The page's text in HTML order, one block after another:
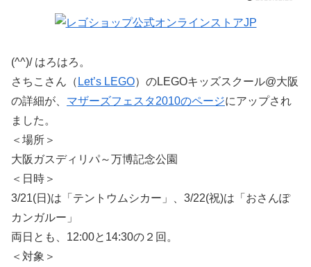
(^^)/ はろはろ。
さちこさん（ Let’s LEGO）のLEGOキッズスクール@大阪
の詳細が、 マザーズフェスタ2010のページにアップされ
ました。
＜場所＞
大阪ガスディリパ～万博記念公園
＜日時＞
3/21(日)は「テントウムシカー」、3/22(祝)は「おさんぽ
カンガルー」
両日とも、12:00と14:30の２回。
＜対象＞